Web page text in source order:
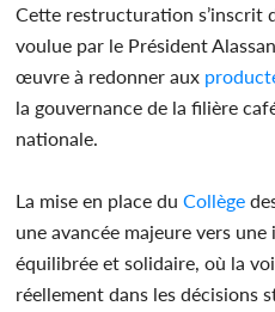
Cette restructuration s’inscrit
voulue par le Président
œuvre à redonner aux
la gouvernance de la filière
nationale.
La mise en place du Collège
une avancée majeure vers
équilibrée et solidaire, où la
réellement dans les décisions